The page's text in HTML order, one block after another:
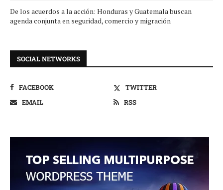
De los acuerdos a la acción: Honduras y Guatemala buscan
agenda conjunta en seguridad, comercio y migración
SOCIAL NETWORKS
FACEBOOK
TWITTER
EMAIL
RSS